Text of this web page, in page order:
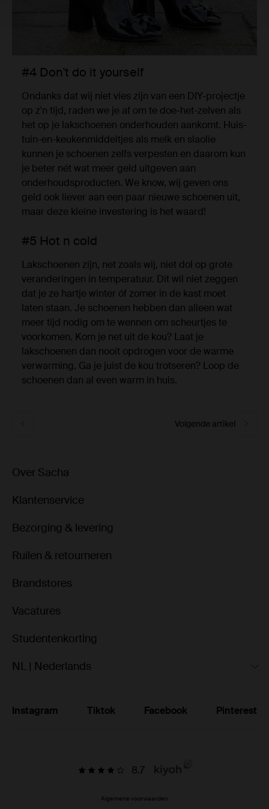
#4 Don't do it yourself
Ondanks dat wij niet vies zijn van een DIY-projectje
op z'n tijd, raden we je af om te doe-het-zelven als
het op je lakschoenen onderhouden aankomt. Huis-
tuin-en-keukenmiddeltjes als melk en slaolie
kunnen je schoenen zelfs verpesten en daarom kun
je beter nét wat meer geld uitgeven aan
onderhoudsproducten. We know, wij geven ons
geld ook liever aan een paar nieuwe schoenen uit,
maar deze kleine investering is het waard!
#5 Hot n cold
Lakschoenen zijn, net zoals wij, niet dol op grote
veranderingen in temperatuur. Dit wil niet zeggen
dat je ze hartje winter óf zomer in de kast moet
laten staan. Je schoenen hebben dan alleen wat
meer tijd nodig om te wennen om scheurtjes te
voorkomen. Kom je net uit de kou? Laat je
lakschoenen dan nooit opdrogen voor de warme
verwarming. Ga je juist de kou trotseren? Loop de
schoenen dan al even warm in huis.
Volgende artikel
Over Sacha
Klantenservice
Bezorging & levering
Ruilen & retourneren
Brandstores
Vacatures
Studentenkorting
NL | Nederlands
Instagram Tiktok Facebook Pinterest
8.7
Algemene voorwaarden